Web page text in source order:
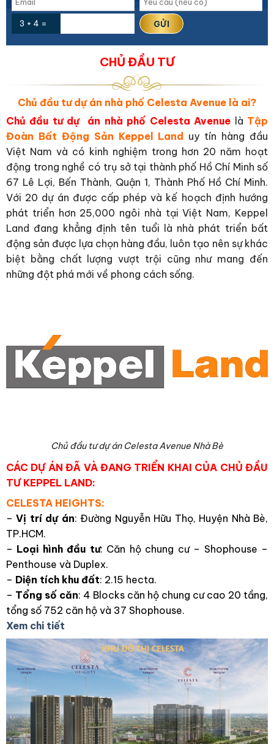
3 + 4 =
CHỦ ĐẦU TƯ
Chủ đầu tư dự án nhà phố Celesta Avenue là ai?
Chủ đầu tư dự án nhà phố Celesta Avenue là Tập
Đoàn Bất Động Sản Keppel Land uy tín hàng đầu
Việt Nam và có kinh nghiệm trong hơn 20 năm hoạt
động trong nghề có trụ sở tại thành phố Hồ Chí Minh số
67 Lê Lợi, Bến Thành, Quận 1, Thành Phố Hồ Chí Minh.
Với 20 dự án được cấp phép và kế hoạch định hướng
phát triển hơn 25,000 ngôi nhà tại Việt Nam, Keppel
Land đang khẳng định tên tuổi là nhà phát triển bất
động sản được lựa chọn hàng đầu, luôn tạo nên sự khác
biệt bằng chất lượng vượt trội cũng như mang đến
những đột phá mới về phong cách sống.
Chủ đầu tư dự án Celesta Avenue Nhà Bè
CÁC DỰ ÁN ĐÃ VÀ ĐANG TRIỂN KHAI CỦA CHỦ ĐẦU
TƯ KEPPEL LAND:
CELESTA HEIGHTS:
–Vị trí dự án: Đường Nguyễn Hữu Thọ, Huyện Nhà Bè,
TP.HCM.
– Loại hình đầu tư: Căn hộ chung cư – Shophouse –
Penthouse và Duplex.
– Diện tích khu đất: 2.15 hecta.
– Tổng số căn: 4 Blocks căn hộ chung cư cao 20 tầng,
tổng số 752 căn hộ và 37 Shophouse.
Xem chi tiết